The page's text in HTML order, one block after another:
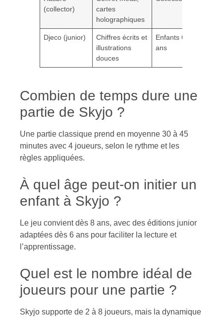
(collector)
cartes
holographiques
Djeco (junior)
Chiffres écrits et
illustrations
douces
Enfants 6-10
ans
Combien de temps dure une
partie de Skyjo ?
Une partie classique prend en moyenne 30 à 45
minutes avec 4 joueurs, selon le rythme et les
règles appliquées.
À quel âge peut-on initier un
enfant à Skyjo ?
Le jeu convient dès 8 ans, avec des éditions junior
adaptées dès 6 ans pour faciliter la lecture et
l’apprentissage.
Quel est le nombre idéal de
joueurs pour une partie ?
Skyjo supporte de 2 à 8 joueurs, mais la dynamique